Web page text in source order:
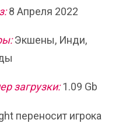
8 Апреля 2022
Экшены, Инди,
загрузки:1.09 Gb
переносит игрока